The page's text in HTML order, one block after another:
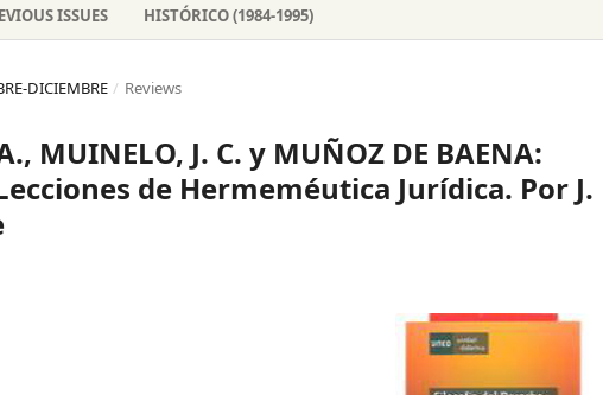
ISSUES HISTÓRICO (1984-1995)
DICIEMBRE / Reviews
MUINELO, J. C. y MUÑOZ DE BAENA:
de Hermeméutica Jurídica. Por J.